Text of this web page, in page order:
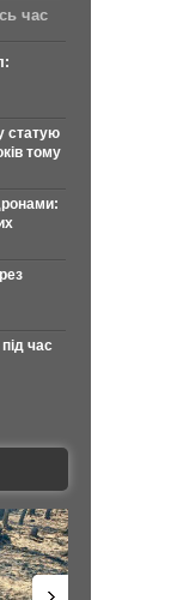
час
статую
тому
час